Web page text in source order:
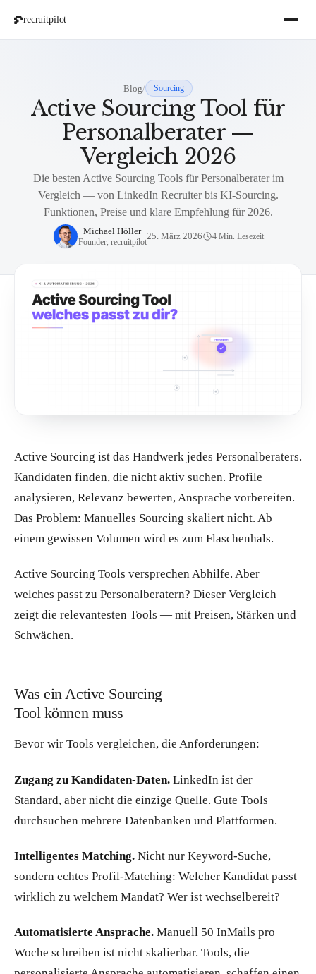
recruitpilot
Blog/ Sourcing
Active Sourcing Tool für
Personalberater —
Vergleich 2026
Die besten Active Sourcing Tools für Personalberater im
Vergleich — von LinkedIn Recruiter bis KI-Sourcing.
Funktionen, Preise und klare Empfehlung für 2026.
Michael Höller
Founder, recruitpilot
25. März 2026 4 Min. Lesezeit
Active Sourcing ist das Handwerk jedes Personalberaters.
Kandidaten finden, die nicht aktiv suchen. Profile
analysieren, Relevanz bewerten, Ansprache vorbereiten.
Das Problem: Manuelles Sourcing skaliert nicht. Ab
einem gewissen Volumen wird es zum Flaschenhals.
Active Sourcing Tools versprechen Abhilfe. Aber
welches passt zu Personalberatern? Dieser Vergleich
zeigt die relevantesten Tools — mit Preisen, Stärken und
Schwächen.
Was ein Active Sourcing
Tool können muss
Bevor wir Tools vergleichen, die Anforderungen:
Zugang zu Kandidaten-Daten. LinkedIn ist der
Standard, aber nicht die einzige Quelle. Gute Tools
durchsuchen mehrere Datenbanken und Plattformen.
Intelligentes Matching. Nicht nur Keyword-Suche,
sondern echtes Profil-Matching: Welcher Kandidat passt
wirklich zu welchem Mandat? Wer ist wechselbereit?
Automatisierte Ansprache. Manuell 50 InMails pro
Woche schreiben ist nicht skalierbar. Tools, die